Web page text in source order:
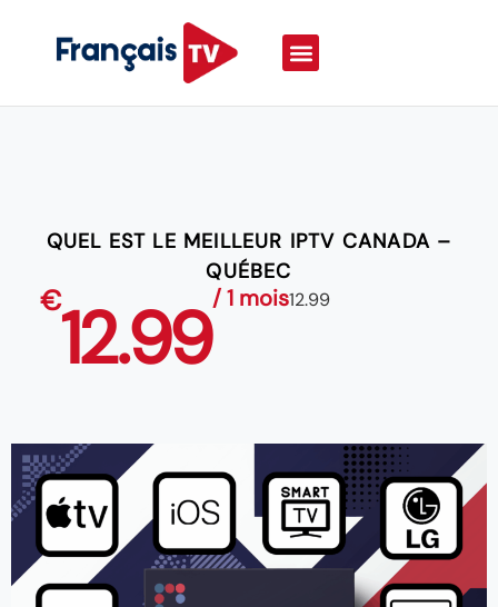
QUEL EST LE MEILLEUR IPTV CANADA –
QUÉBEC
€12.99/ 1 mois12.99